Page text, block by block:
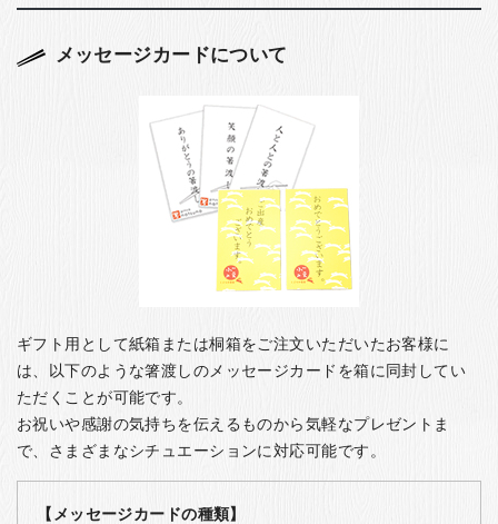
メッセージカードについて
ギフト用として紙箱または桐箱をご注文いただいたお客様に
は、以下のような箸渡しのメッセージカードを箱に同封してい
ただくことが可能です。
お祝いや感謝の気持ちを伝えるものから気軽なプレゼントま
で、さまざまなシチュエーションに対応可能です。
【メッセージカードの種類】